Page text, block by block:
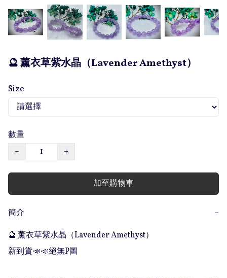
🔮 薰衣草紫水晶（Lavender Amethyst）
Size
數量
−
+
加至購物車
簡介
−
🔮 薰衣草紫水晶（Lavender Amethyst）
新到貨📣📣絕無P圖